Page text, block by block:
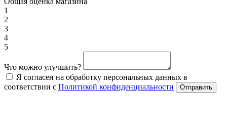
1
2
3
4
5
Что можно улучшить?
Я согласен на обработку персональных данных в
соответствии с Политикой конфиденциальности Отправить